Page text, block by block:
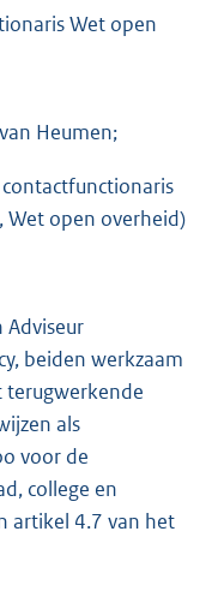
Wet open
Heumen;
open overheid)
Adviseur
beiden werkzaam
terugwerkende
als
voor de
college en
artikel 4.7 van het